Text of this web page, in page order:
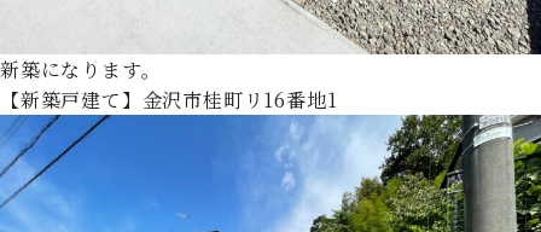
新築になります。
【新築戸建て】金沢市桂町リ16番地1